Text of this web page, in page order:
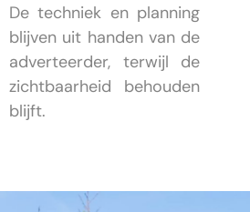
De techniek en planning
blijven uit handen van de
adverteerder, terwijl de
zichtbaarheid behouden
blijft.